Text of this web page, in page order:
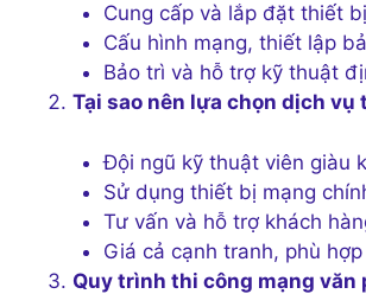
Cung cấp và lắp đặt thiết
Cấu hình mạng, thiết lập
Bảo trì và hỗ trợ kỹ thuật
Tại sao nên lựa chọn dịch
Đội ngũ kỹ thuật viên giàu
Sử dụng thiết bị mạng
Tư vấn và hỗ trợ khách
Giá cả cạnh tranh, phù
Quy trình thi công mạng văn